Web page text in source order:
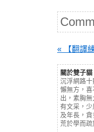
« 【翻譯
關於雙子
沉浮網路
懶無方，
出，素胸
有文采，少
及年長，
荒於學而